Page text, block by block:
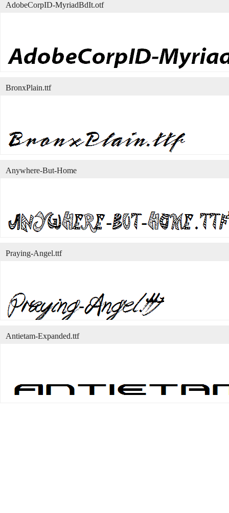
AdobeCorpID-MyriadBdIt.otf
BronxPlain.ttf
Anywhere-But-Home
Praying-Angel.ttf
Antietam-Expanded.ttf